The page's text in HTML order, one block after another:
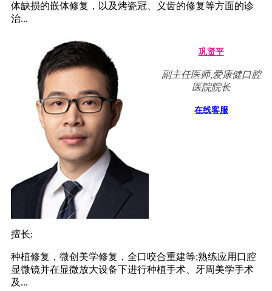
体缺损的嵌体修复，以及烤瓷冠、义齿的修复等方面的诊
治...
巩贤平
副主任医师,爱康健口腔
医院院长
在线客服
擅长:
种植修复，微创美学修复，全口咬合重建等;熟练应用口腔
显微镜并在显微放大设备下进行种植手术、牙周美学手术
及...